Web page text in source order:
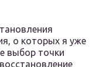
о которых я уже
выбор точки